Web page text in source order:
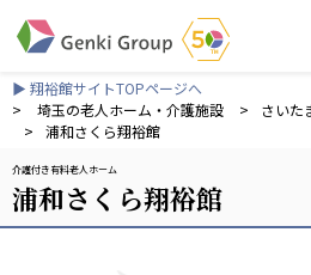
介護・福祉
社会福祉法人 元気村グループ
社会福祉法人元気村
▶ 翔裕館サイトTOPページへ
>
埼玉の老人ホーム・介護施設 >
さいた
>
浦和さくら翔裕館
介護付き有料老人ホーム
浦和さくら翔裕館